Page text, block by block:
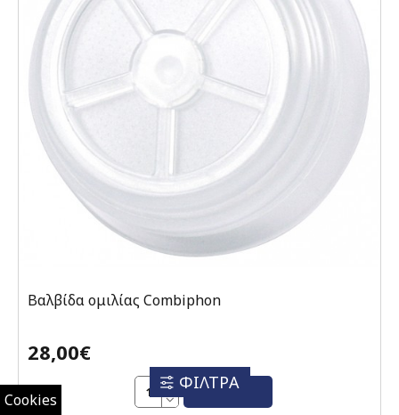
Cookies
Βαλβίδα ομιλίας Combiphon
28,00€
ΑΓΟΡΆ
ΦΙΛΤΡΑ